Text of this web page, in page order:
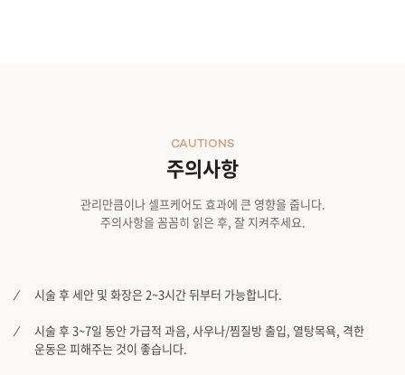
주의사항
CAUTIONS
관리만큼이나 셀프케어도 효과에 큰 영향을 줍니다.
주의사항을 꼼꼼히 읽은 후, 잘 지켜주세요.
시술 후 세안 및 화장은 2~3시간 뒤부터 가능합니다.
시술 후 3~7일 동안 가급적 과음, 사우나/찜질방 출입, 열탕목욕, 격한
운동은 피해주는 것이 좋습니다.